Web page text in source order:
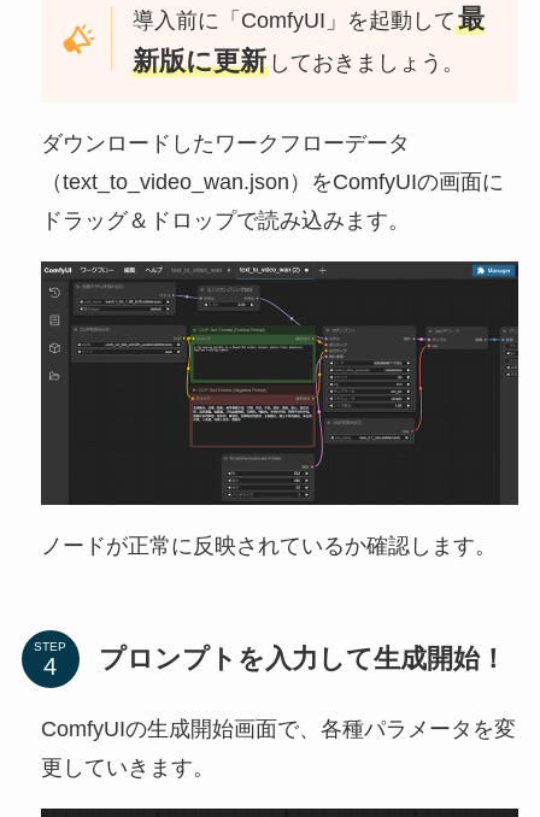
導入前に「ComfyUI」を起動して最
新版に更新 しておきましょう。
ダウンロードしたワークフローデータ
（text_to_video_wan.json）をComfyUIの画面に
ドラッグ＆ドロップで読み込みます。
ノードが正常に反映されているか確認します。
STEP プロンプトを入力して生成開始！
ComfyUIの生成開始画面で、各種パラメータを変
更していきます。